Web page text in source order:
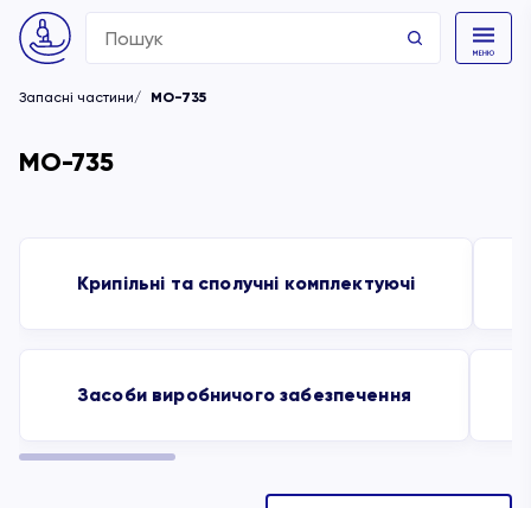
Search
for:
Запасні частини MO-735
MO-735
Крипільні та сполучні комплектуючі
Засоби виробничого забезпечення